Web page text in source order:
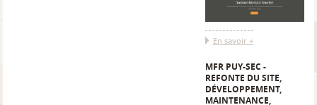
En savoir +
MFR PUY-SEC -
REFONTE DU SITE,
DÉVELOPPEMENT,
MAINTENANCE,